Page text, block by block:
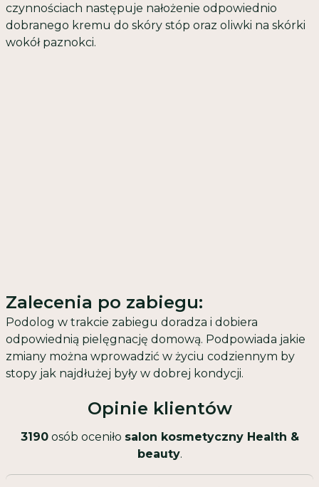
czynnościach następuje nałożenie odpowiednio
dobranego kremu do skóry stóp oraz oliwki na skórki
wokół paznokci.
Zalecenia po zabiegu:
Podolog w trakcie zabiegu doradza i dobiera
odpowiednią pielęgnację domową. Podpowiada jakie
zmiany można wprowadzić w życiu codziennym by
stopy jak najdłużej były w dobrej kondycji.
Opinie klientów
3190osób oceniło salon kosmetyczny Health &
beauty.